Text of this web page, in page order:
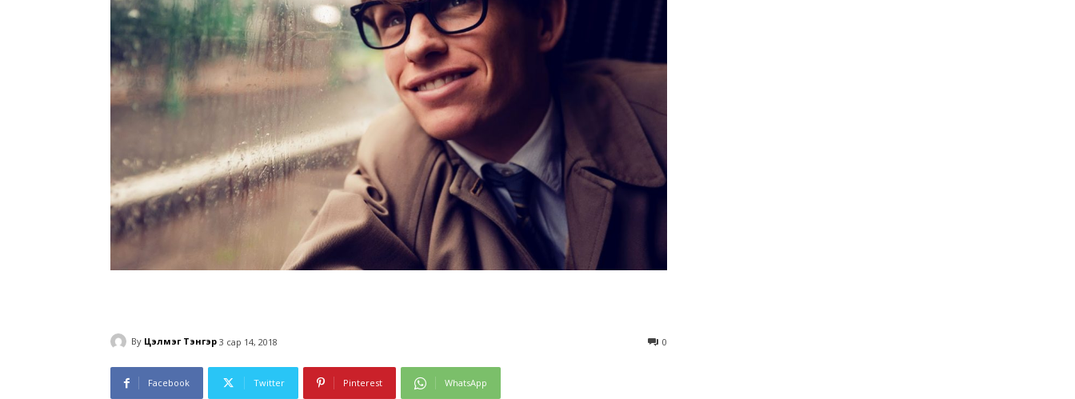
By Цэлмэг Тэнгэр 3 сар 14, 2018 0
Facebook Twitter Pinterest WhatsApp